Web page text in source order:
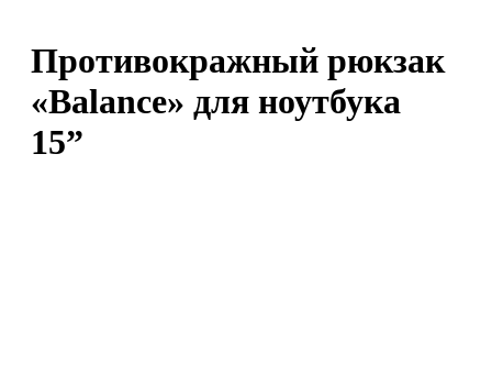
Противокражный рюкзак
«Balance» для ноутбука
15”